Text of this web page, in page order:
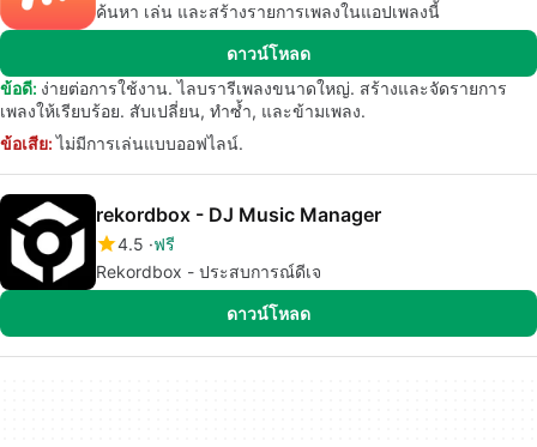
ค้นหา เล่น และสร้างรายการเพลงในแอปเพลงนี้
ดาวน์โหลด
ข้อดี: ง่ายต่อการใช้งาน. ไลบรารีเพลงขนาดใหญ่. สร้างและจัดรายการ
เพลงให้เรียบร้อย. สับเปลี่ยน, ทำซ้ำ, และข้ามเพลง.
ข้อเสีย:ไม่มีการเล่นแบบออฟไลน์.
rekordbox - DJ Music Manager
4.5 ฟรี
Rekordbox - ประสบการณ์ดีเจ
ดาวน์โหลด